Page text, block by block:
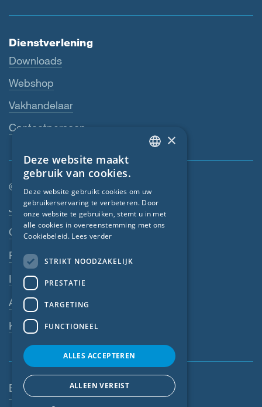
Dienstverlening
Downloads
Webshop
Vakhandelaar
Contactpersoon
© SIGA 2026
Footer-navigatie
Jobs
Contact
Privacyverklaring
Impressum
Algemene voorwaarden
Klokkenluiderssysteem
België (NL)
FRENCH
CZECH
NORWEGIAN
×
Deze website maakt
gebruik van cookies.
Deze website gebruikt cookies om uw
gebruikerservaring te verbeteren. Door
onze website te gebruiken, stemt u in met
alle cookies in overeenstemming met ons
Cookiebeleid. Lees verder
STRIKT NOODZAKELIJK
PRESTATIE
TARGETING
FUNCTIONEEL
ALLES ACCEPTEREN
ALLEEN VEREIST